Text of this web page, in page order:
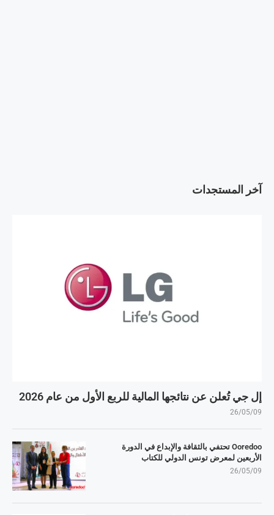
آخر المستجدات
إل جي تُعلن عن نتائجها المالية للربع الأول من عام 2026
26/05/09
Ooredoo تحتفي بالثقافة والإبداع في الدورة
الأربعين لمعرض تونس الدولي للكتاب
26/05/09